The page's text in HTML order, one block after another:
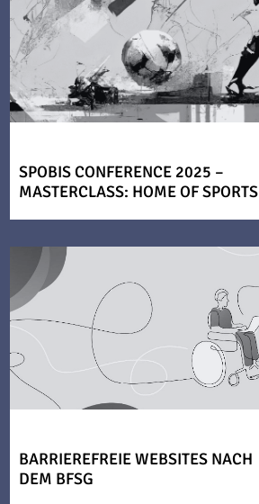
SPOBIS CONFERENCE 2025 –
MASTERCLASS: HOME OF SPORTS
BARRIEREFREIE WEBSITES NACH
DEM BFSG